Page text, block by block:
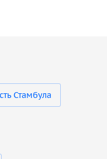
Стамбула